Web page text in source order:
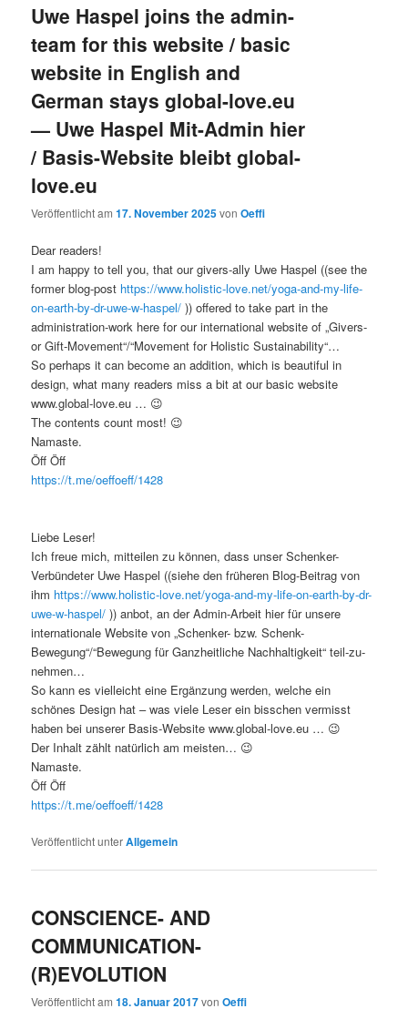
Uwe Haspel joins the admin-
team for this website / basic
website in English and
German stays global-love.eu
— Uwe Haspel Mit-Admin hier
/ Basis-Website bleibt global-
love.eu
Veröffentlicht am17. November 2025vonOeffi
Dear readers!
I am happy to tell you, that our givers-ally Uwe Haspel ((see the
former blog-post https://www.holistic-love.net/yoga-and-my-life-
on-earth-by-dr-uwe-w-haspel/ )) offered to take part in the
administration-work here for our international website of „Givers-
or Gift-Movement“/“Movement for Holistic Sustainability“…
So perhaps it can become an addition, which is beautiful in
design, what many readers miss a bit at our basic website
www.global-love.eu … 😉
The contents count most! 😉
Namaste.
Öff Öff
https://t.me/oeffoeff/1428
Liebe Leser!
Ich freue mich, mitteilen zu können, dass unser Schenker-
Verbündeter Uwe Haspel ((siehe den früheren Blog-Beitrag von
ihm https://www.holistic-love.net/yoga-and-my-life-on-earth-by-dr-
uwe-w-haspel/ )) anbot, an der Admin-Arbeit hier für unsere
internationale Website von „Schenker- bzw. Schenk-
Bewegung“/“Bewegung für Ganzheitliche Nachhaltigkeit“ teil-zu-
nehmen…
So kann es vielleicht eine Ergänzung werden, welche ein
schönes Design hat – was viele Leser ein bisschen vermisst
haben bei unserer Basis-Website www.global-love.eu … 😉
Der Inhalt zählt natürlich am meisten… 😉
Namaste.
Öff Öff
https://t.me/oeffoeff/1428
Veröffentlicht unterAllgemein
CONSCIENCE- AND
COMMUNICATION-
(R)EVOLUTION
Veröffentlicht am18. Januar 2017vonOeffi